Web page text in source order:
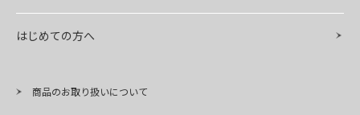
はじめての方へ
商品のお取り扱いについて